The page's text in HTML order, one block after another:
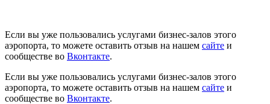
Если вы уже пользовались услугами бизнес-залов этого
аэропорта, то можете оставить отзыв на нашем сайте и
сообществе во Вконтакте.
Если вы уже пользовались услугами бизнес-залов этого
аэропорта, то можете оставить отзыв на нашем сайте и
сообществе во Вконтакте.